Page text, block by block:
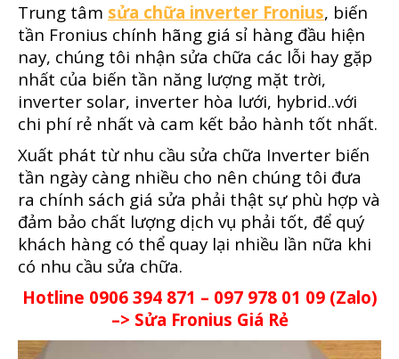
Trung tâm sửa chữa inverter Fronius, biến
tần Fronius chính hãng giá sỉ hàng đầu hiện
nay, chúng tôi nhận sửa chữa các lỗi hay gặp
nhất của biến tần năng lượng mặt trời,
inverter solar, inverter hòa lưới, hybrid..với
chi phí rẻ nhất và cam kết bảo hành tốt nhất.
Xuất phát từ nhu cầu sửa chữa Inverter biến
tần ngày càng nhiều cho nên chúng tôi đưa
ra chính sách giá sửa phải thật sự phù hợp và
đảm bảo chất lượng dịch vụ phải tốt, để quý
khách hàng có thể quay lại nhiều lần nữa khi
có nhu cầu sửa chữa.
Hotline 0906 394 871 – 097 978 01 09 (Zalo)
–> Sửa Fronius Giá Rẻ